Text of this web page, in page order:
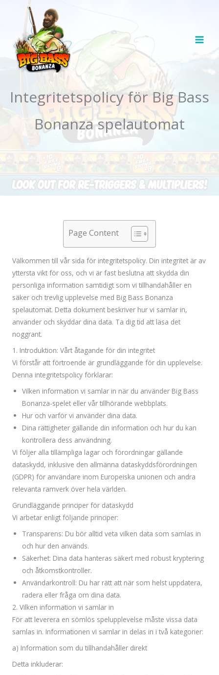
Integritetspolicy för Big Bass
Bonanza spelautomat
Page Content
Välkommen till vår sida för integritetspolicy. Din integritet är av
yttersta vikt för oss, och vi är fast beslutna att skydda din
personliga information samtidigt som vi tillhandahåller en
säker och trevlig upplevelse med Big Bass Bonanza
spelautomat. Detta dokument beskriver hur vi samlar in,
använder och skyddar dina data. Ta dig tid att läsa det
noggrant.
1. Introduktion: Vårt åtagande för din integritet
Vi förstår att förtroende är grundläggande för din upplevelse.
Denna integritetspolicy förklarar:
Vilken information vi samlar in när du använder Big Bass
Bonanza-spelet eller vår tillhörande webbplats.
Hur och varför vi använder dina data.
Dina rättigheter gällande din information och hur du kan
kontrollera dess användning.
Vi följer alla tillämpliga lagar och förordningar gällande
dataskydd, inklusive den allmänna dataskyddsförordningen
(GDPR) för användare inom Europeiska unionen och andra
relevanta ramverk över hela världen.
Grundläggande principer för dataskydd
Vi arbetar enligt följande principer:
Transparens: Du bör alltid veta vilken data som samlas in
och hur den används.
Säkerhet: Dina data hanteras säkert med robust kryptering
och åtkomstkontroller.
Användarkontroll: Du har rätt att när som helst uppdatera,
radera eller fråga om dina data.
2. Vilken information vi samlar in
För att leverera en sömlös spelupplevelse måste vissa data
samlas in. Informationen vi samlar in delas in i två kategorier:
a) Information som du tillhandahåller direkt
Detta inkluderar: